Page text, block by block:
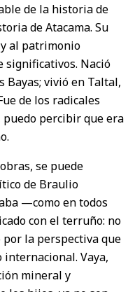
de la historia de
de Atacama. Su
al patrimonio
significativos. Nació
Bayas; vivió en Taltal,
de los radicales
puedo percibir que era
se puede
de Braulio
—como en todos
con el terruño: no
por la perspectiva que
Vaya,
mineral y